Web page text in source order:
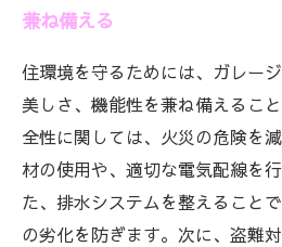
兼ね備える
住環境を守るためには、ガレー
美しさ、機能性を兼ね備えるこ
全性に関しては、火災の危険を
材の使用や、適切な電気配線を
た、排水システムを整えること
の劣化を防ぎます。次に、盗難